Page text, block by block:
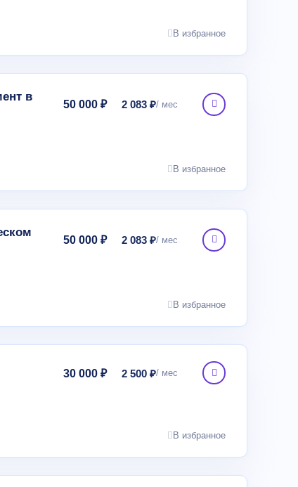
В избранное
в
50 000 ₽ 2 083 ₽
В избранное
50 000 ₽ 2 083 ₽
В избранное
30 000 ₽ 2 500 ₽
В избранное